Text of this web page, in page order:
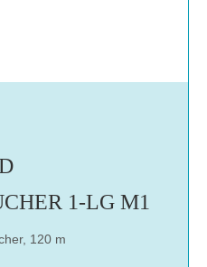
1-LG M1
120 m